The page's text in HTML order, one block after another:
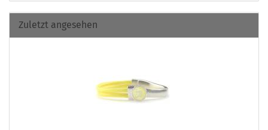
Zuletzt angesehen